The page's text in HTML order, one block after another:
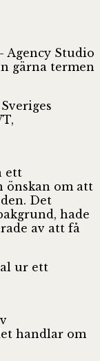
Agency Studio
gärna termen
ett
önskan om att
Det
hade
av att få
ur ett
handlar om